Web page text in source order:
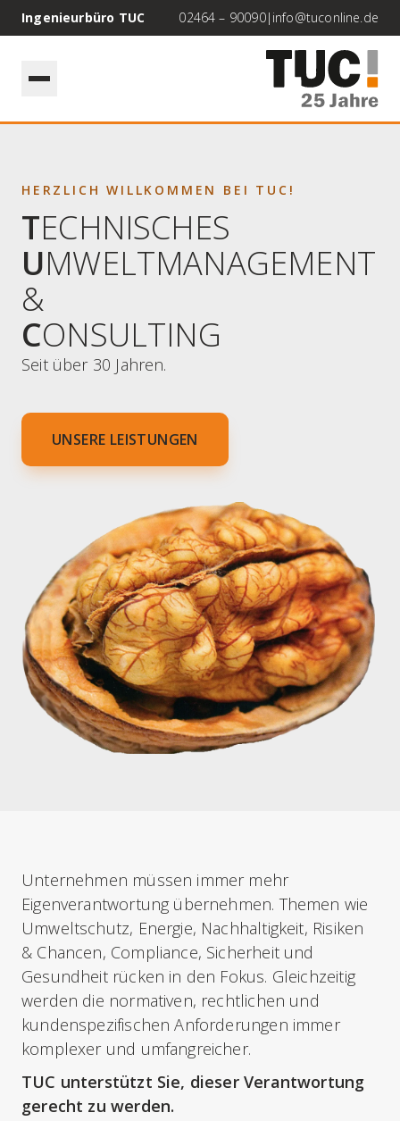
Ingenieurbüro TUC 02464 – 90090| info@tuconline.de
HERZLICH WILLKOMMEN BEI TUC!
TECHNISCHES
UMWELTMANAGEMENT
&
CONSULTING
Seit über 30 Jahren.
UNSERE LEISTUNGEN
Unternehmen müssen immer mehr
Eigenverantwortung übernehmen. Themen wie
Umweltschutz, Energie, Nachhaltigkeit, Risiken
& Chancen, Compliance, Sicherheit und
Gesundheit rücken in den Fokus. Gleichzeitig
werden die normativen, rechtlichen und
kundenspezifischen Anforderungen immer
komplexer und umfangreicher.
TUC unterstützt Sie, dieser Verantwortung
gerecht zu werden.